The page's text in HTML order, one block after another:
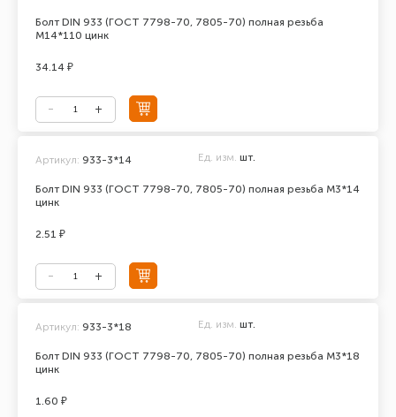
Болт DIN 933 (ГОСТ 7798-70, 7805-70) полная резьба
М14*110 цинк
34.14 ₽
Болт DIN 933 (ГОСТ 7798-70, 7805-70) полная резьба М3*14
цинк
Артикул: 933-3*14 Ед. изм. шт.
2.51 ₽
Болт DIN 933 (ГОСТ 7798-70, 7805-70) полная резьба М3*18
цинк
Артикул: 933-3*18 Ед. изм. шт.
1.60 ₽